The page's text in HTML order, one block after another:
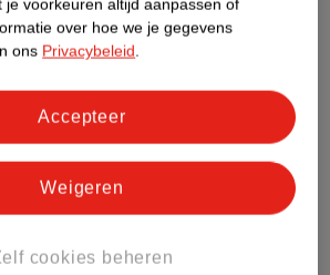
Dit product heeft (nog) geen Nature
Impact Score.
Meer informatie
je voorkeuren altijd aanpassen of
over hoe we je gegevens
ons Privacybeleid.
cookies beheren
Weigeren
Accepteer